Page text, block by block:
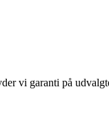
vi garanti på